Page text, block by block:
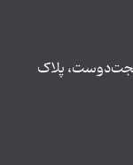
حجت‌دوست، پلاک